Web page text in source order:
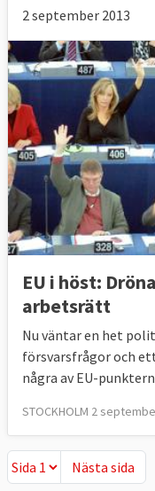
2 september 2013
EU i höst:
arbetsrätt
Nu väntar en het
försvarsfrågor och
några av EU-
STOCKHOLM 2
Nästa sida
Nästa sida